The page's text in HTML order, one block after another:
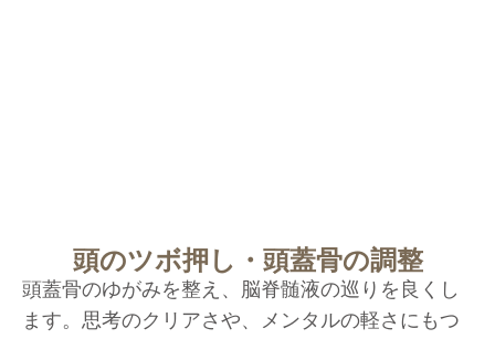
頭のツボ押し・頭蓋骨の調整
頭蓋骨のゆがみを整え、脳脊髄液の巡りを良くし
ます。思考のクリアさや、メンタルの軽さにもつ